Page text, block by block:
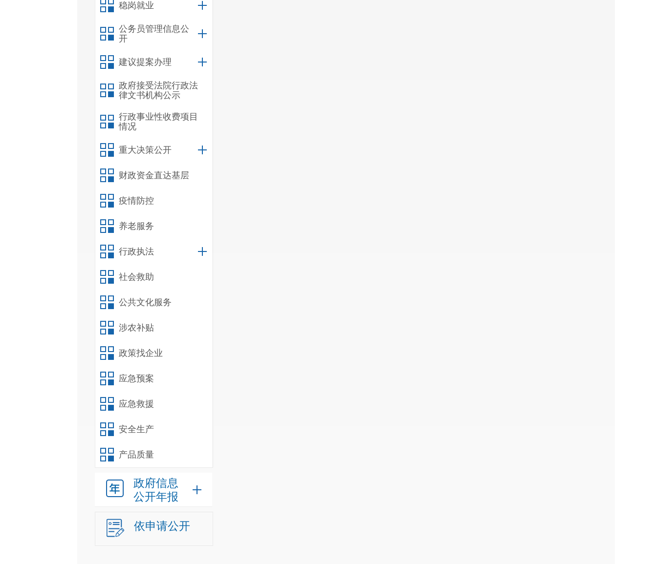
稳岗就业
公务员管理信息公
开
建议提案办理
政府接受法院行政法
律文书机构公示
行政事业性收费项目
情况
重大决策公开
财政资金直达基层
疫情防控
养老服务
行政执法
社会救助
公共文化服务
涉农补贴
政策找企业
应急预案
应急救援
安全生产
产品质量
政府信息
公开年报
依申请公开